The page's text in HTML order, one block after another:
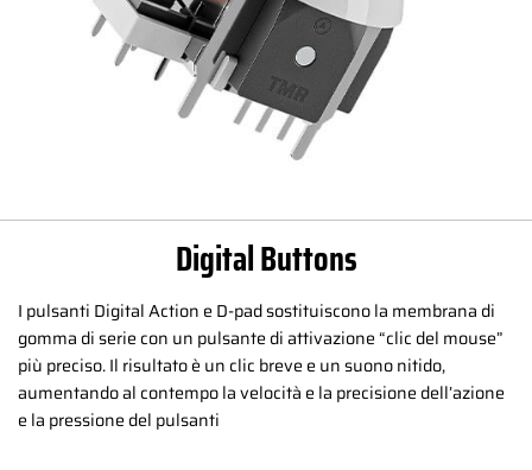
Digital Buttons
I pulsanti Digital Action e D-pad sostituiscono la membrana di
gomma di serie con un pulsante di attivazione “clic del mouse”
più preciso. Il risultato è un clic breve e un suono nitido,
aumentando al contempo la velocità e la precisione dell’azione
e la pressione del pulsanti